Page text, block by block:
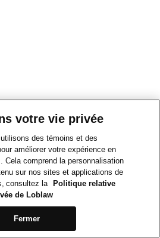
votre vie privée
des témoins et des
améliorer votre expérience en
Cela comprend la personnalisation
sur nos sites et applications de
consultez la
Politique relative
de Loblaw
Fermer